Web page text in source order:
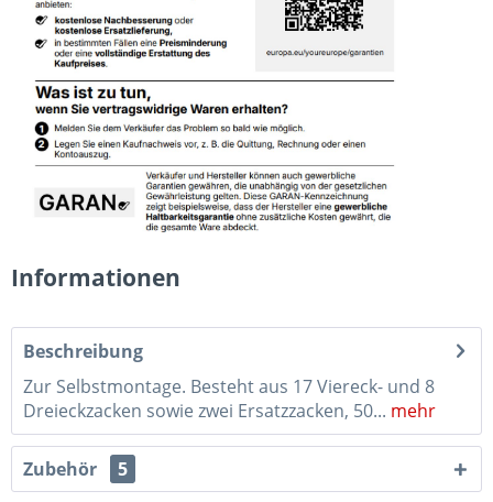
Informationen
Beschreibung
Zur Selbstmontage. Besteht aus 17 Viereck- und 8
Dreieckzacken sowie zwei Ersatzzacken, 50... mehr
Zubehör 5